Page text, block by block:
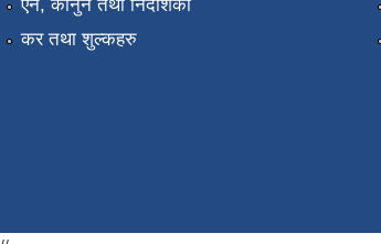
एन, कानुन तथा निर्देशिका
कर तथा शुल्कहरु